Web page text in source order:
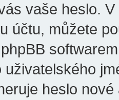
vaše heslo.
účtu, můžete
heslo